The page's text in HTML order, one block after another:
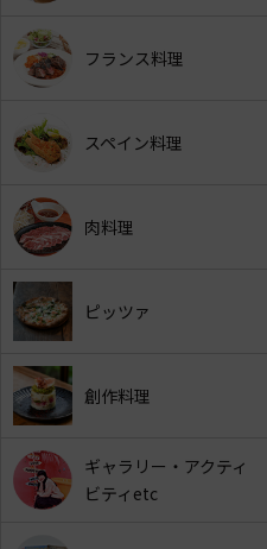
フランス料理
スペイン料理
肉料理
ピッツァ
創作料理
ギャラリー・アクティ
ビティetc